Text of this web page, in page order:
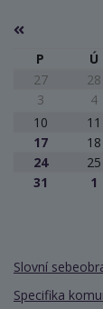
P
Ú
27
28
3
4
10 11
17
18
24
25
31
1
Slovní
Specifika